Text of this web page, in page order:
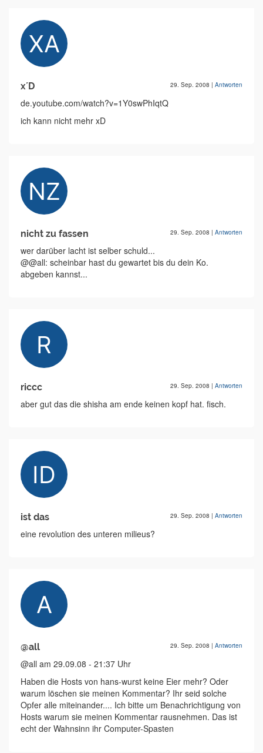
x´D 29. Sep. 2008 | Antworten
de.youtube.com/watch?v=1Y0swPhIqtQ
ich kann nicht mehr xD
nicht zu fassen 29. Sep. 2008 | Antworten
wer darüber lacht ist selber schuld...
@@all: scheinbar hast du gewartet bis du dein Ko.
abgeben kannst...
riccc 29. Sep. 2008 | Antworten
aber gut das die shisha am ende keinen kopf hat. fisch.
ist das 29. Sep. 2008 | Antworten
eine revolution des unteren milieus?
@all 29. Sep. 2008 | Antworten
@all am 29.09.08 - 21:37 Uhr
Haben die Hosts von hans-wurst keine Eier mehr? Oder
warum löschen sie meinen Kommentar? Ihr seid solche
Opfer alle miteinander.... Ich bitte um Benachrichtigung von
Hosts warum sie meinen Kommentar rausnehmen. Das ist
echt der Wahnsinn ihr Computer-Spasten